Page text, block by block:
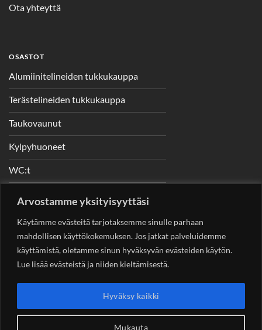
Arvostamme yksityisyyttäsi
Käytämme evästeitä tarjotaksemme sinulle parhaan
mahdollisen käyttökokemuksen. Jos jatkat palveluidemme
käyttämistä, oletamme sinun hyväksyvän evästeiden käytön.
Lue lisää evästeistä ja niiden kieltämisestä.
Mukauta
Hyväksy kaikki
Ota yhteyttä
OSASTOT
Alumiinitelineiden tukkukauppa
Terästelineiden tukkukauppa
Taukovaunut
Kylpyhuoneet
WC:t
YHTEYSTIEDOT
Helsingin Rakennuskonevuokraus OySotungintie 449,
00890 Helsinki 0400 99 53 63
asiakaspalvelu@rakennuskonevuokraus.fi